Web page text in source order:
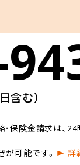
含む）
保険金請求は、24
が可能です。 詳